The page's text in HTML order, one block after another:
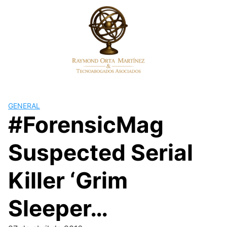
GENERAL
#ForensicMag
Suspected Serial
Killer ‘Grim
Sleeper…